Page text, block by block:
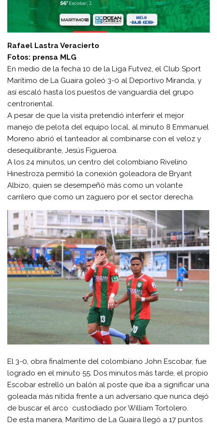
Rafael Lastra Veracierto
Fotos: prensa MLG
En medio de la fecha 10 de la Liga Futve2, el Club Sport
Marítimo de La Guaira goleó 3-0 al Deportivo Miranda, y
así escaló hasta los puestos de vanguardia del grupo
centroriental.
A pesar de que la visita pretendió interferir el mejor
manejo de pelota del equipo local, al minuto 8 Emmanuel
Moreno abrió el tanteador al combinarse con el veloz y
desequilibrante, Jesús Figueroa.
A los 24 minutos, un centro del colombiano Rivelino
Hinestroza permitió la conexión goleadora de Bryant
Albizo, quien se desempeñó más como un volante
carrilero que como un zaguero por el sector derecha.
El 3-0, obra finalmente del colombiano John Escobar, fue
logrado en el minuto 55. Dos minutos más tarde, el propio
Escobar estrelló un balón al poste que iba a significar una
goleada más nítida frente a un adversario que nunca dejó
de buscar el arco custodiado por William Tortolero.
De esta manera, Marítimo de La Guaira llegó a 17 puntos